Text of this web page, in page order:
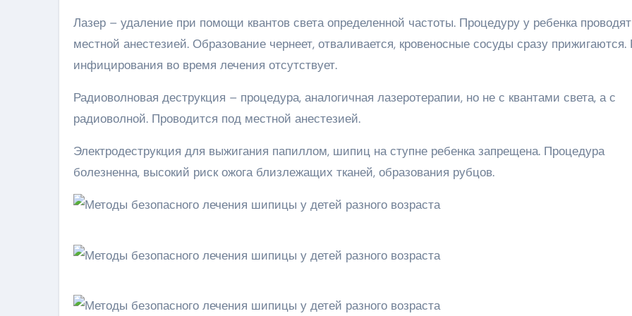
Лазер – удаление при помощи квантов света определенной частоты. Процедуру у ребенка
местной анестезией. Образование чернеет, отваливается, кровеносные сосуды сразу прижигаются.
инфицирования во время лечения отсутствует.
Радиоволновая деструкция – процедура, аналогичная лазеротерапии, но не с квантами света, а с
радиоволной. Проводится под местной анестезией.
Электродеструкция для выжигания папиллом, шипиц на ступне ребенка запрещена. Процедура
болезненна, высокий риск ожога близлежащих тканей, образования рубцов.